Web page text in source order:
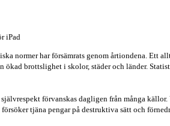
iPad
normer har försämrats genom årtiondena. Ett
ökad brottslighet i skolor, städer och länder.
förvanskas dagligen från många
tjäna pengar på destruktiva sätt och